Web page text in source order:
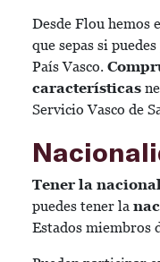
Desde Flou hemos
que sepas si
País Vasco.
características
Servicio Vasco de
Tener la
puedes tener la
Estados miembros